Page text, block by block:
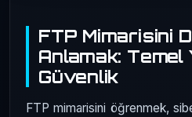
FTP Mimarisini
Anlamak: Temel
Güvenlik
FTP mimarisini öğrenmek,